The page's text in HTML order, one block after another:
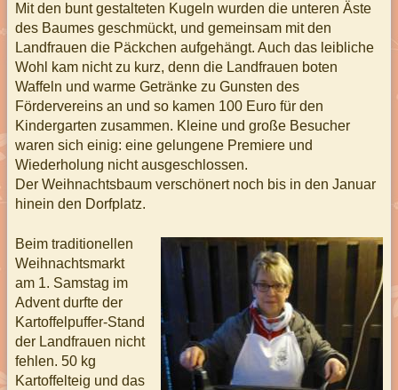
Mit den bunt gestalteten Kugeln wurden die unteren Äste
des Baumes geschmückt, und gemeinsam mit den
Landfrauen die Päckchen aufgehängt. Auch das leibliche
Wohl kam nicht zu kurz, denn die Landfrauen boten
Waffeln und warme Getränke zu Gunsten des
Fördervereins an und so kamen 100 Euro für den
Kindergarten zusammen. Kleine und große Besucher
waren sich einig: eine gelungene Premiere und
Wiederholung nicht ausgeschlossen.
Der Weihnachtsbaum verschönert noch bis in den Januar
hinein den Dorfplatz.
Beim traditionellen
Weihnachtsmarkt
am 1. Samstag im
Advent durfte der
Kartoffelpuffer-Stand
der Landfrauen nicht
fehlen. 50 kg
Kartoffelteig und das